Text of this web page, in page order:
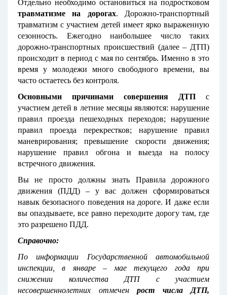
Отдельно необходимо остановиться на подростковом
травматизме на дорогах. Дорожно-транспортный
травматизм с участием детей имеет ярко выраженную
сезонность. Ежегодно наибольшее число таких
дорожно-транспортных происшествий (далее – ДТП)
происходит в период с мая по сентябрь. Именно в это
время у молодежи много свободного времени, вы
часто остаетесь без контроля.
Основными причинами совершения ДТП с
участием детей в летние месяцы являются: нарушение
правил проезда пешеходных переходов; нарушение
правил проезда перекрестков; нарушение правил
маневрирования; превышение скорости движения;
нарушение правил обгона и выезда на полосу
встречного движения.
Вы не просто должны знать Правила дорожного
движения (ПДД) – у вас должен сформироваться
навык безопасного поведения на дороге. И даже если
вы опаздываете, все равно переходите дорогу там, где
это разрешено ПДД.
Справочно:
По информации Государственной автомобильной
инспекции, в январе – мае текущего года при
снижении количества ДТП с участием
несовершеннолетних отмечен рост числа ДТП,